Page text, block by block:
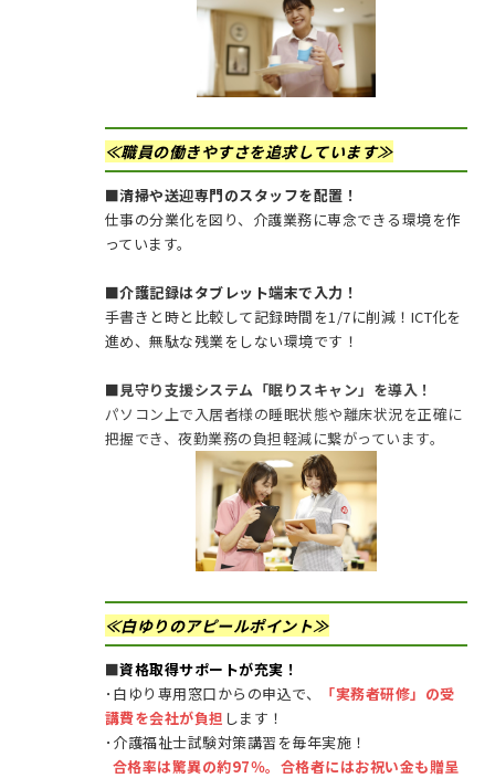
≪職員の働きやすさを追求しています≫
■清掃や送迎専門のスタッフを配置！
仕事の分業化を図り、介護業務に専念できる環境を作
っています。
■介護記録はタブレット端末で入力！
手書きと時と比較して記録時間を1/7に削減！ICT化を
進め、無駄な残業をしない環境です！
■見守り支援システム「眠りスキャン」を導入！
パソコン上で入居者様の睡眠状態や離床状況を正確に
把握でき、夜勤業務の負担軽減に繋がっています。
≪白ゆりのアピールポイント≫
■資格取得サポートが充実！
･白ゆり専用窓口からの申込で、
「実務者研修」の受
講費を会社が負担 します！
･介護福祉士試験対策講習を毎年実施！
合格率は驚異の約97％。合格者にはお祝い金も贈呈